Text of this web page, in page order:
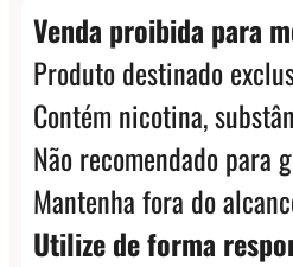
Venda proibida para
Produto destinado
Contém nicotina,
Não recomendado para
Mantenha fora do
Utilize de forma